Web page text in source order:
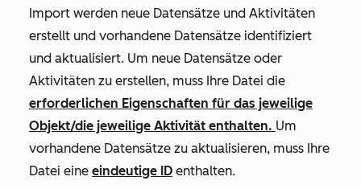
Import werden neue Datensätze und Aktivitäten
erstellt und vorhandene Datensätze identifiziert
und aktualisiert. Um neue Datensätze oder
Aktivitäten zu erstellen, muss Ihre Datei die
erforderlichen Eigenschaften für das jeweilige
Objekt/die jeweilige Aktivität enthalten. Um
vorhandene Datensätze zu aktualisieren, muss Ihre
Datei eine eindeutige ID enthalten.